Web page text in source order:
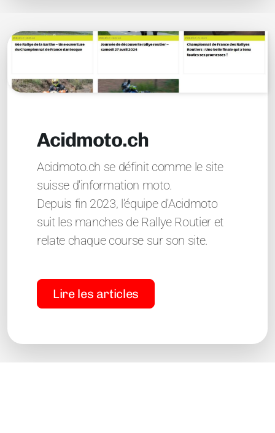
Acidmoto.ch
Acidmoto.ch se définit comme le site
suisse d'information moto.
Depuis fin 2023, l'équipe d'Acidmoto
suit les manches de Rallye Routier et
relate chaque course sur son site.
Lire les articles